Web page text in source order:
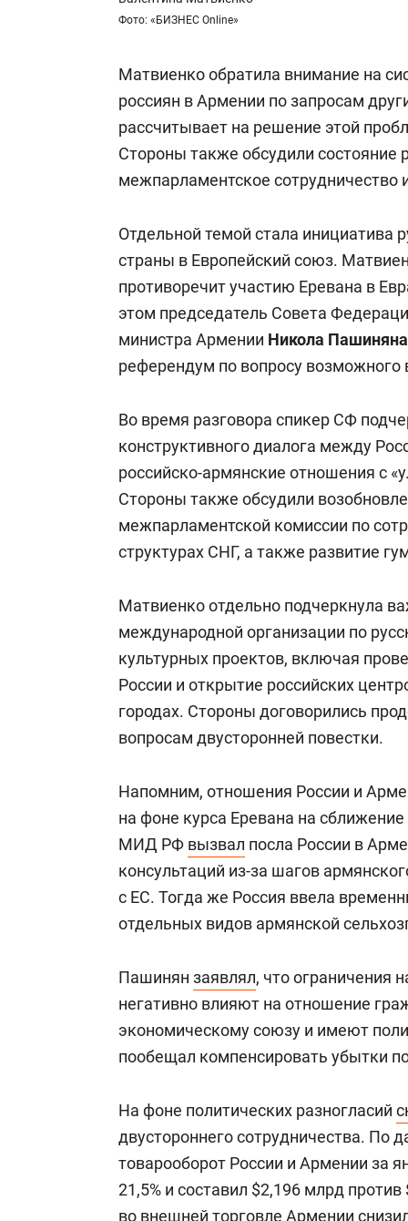
Фото: «БИЗНЕС Online»
Матвиенко обратила внимание на
россиян в Армении по запросам
рассчитывает на решение этой
Стороны также обсудили состояние
межпарламентское сотрудничество
Отдельной темой стала инициатива
страны в Европейский союз.
противоречит участию Еревана в
этом председатель Совета
министра Армении Никола Пашиняна
референдум по вопросу возможного
Во время разговора спикер СФ
конструктивного диалога между
российско-армянские отношения с
Стороны также обсудили
межпарламентской комиссии по
структурах СНГ, а также развитие
Матвиенко отдельно подчеркнула
международной организации по
культурных проектов, включая
России и открытие российских
городах. Стороны договорились
вопросам двусторонней повестки.
Напомним, отношения России и
на фоне курса Еревана на
МИД РФ вызвал посла России в
консультаций из-за шагов
с ЕС. Тогда же Россия ввела
отдельных видов армянской
Пашинян заявлял, что ограничения
негативно влияют на отношение
экономическому союзу и имеют
пообещал компенсировать убытки
На фоне политических разногласий
двустороннего сотрудничества. По
товарооборот России и Армении за
21,5% и составил $2,196 млрд
во внешней торговле Армении